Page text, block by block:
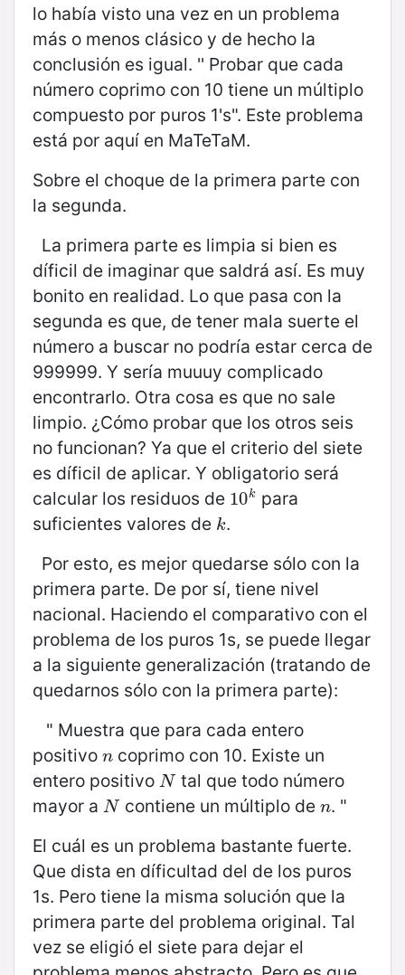
lo había visto una vez en un problema
más o menos clásico y de hecho la
conclusión es igual. '' Probar que cada
número coprimo con 10 tiene un múltiplo
compuesto por puros 1's". Este problema
está por aquí en MaTeTaM.
Sobre el choque de la primera parte con
la segunda.
La primera parte es limpia si bien es
díficil de imaginar que saldrá así. Es muy
bonito en realidad. Lo que pasa con la
segunda es que, de tener mala suerte el
número a buscar no podría estar cerca de
999999. Y sería muuuy complicado
encontrarlo. Otra cosa es que no sale
limpio. ¿Cómo probar que los otros seis
no funcionan? Ya que el criterio del siete
es díficil de aplicar. Y obligatorio será
calcular los residuos de 10k
10k para
suficientes valores de k
k.
Por esto, es mejor quedarse sólo con la
primera parte. De por sí, tiene nivel
nacional. Haciendo el comparativo con el
problema de los puros 1s, se puede llegar
a la siguiente generalización (tratando de
quedarnos sólo con la primera parte):
" Muestra que para cada entero
positivo n
n coprimo con 10. Existe un
entero positivo N
Ntal que todo número
mayor a N
Ncontiene un múltiplo de n
n. "
El cuál es un problema bastante fuerte.
Que dista en díficultad del de los puros
1s. Pero tiene la misma solución que la
primera parte del problema original. Tal
vez se eligió el siete para dejar el